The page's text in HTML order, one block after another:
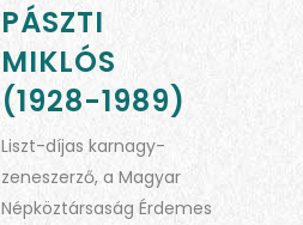
PÁSZTI
MIKLÓS
(1928-1989)
Liszt-díjas karnagy-
zeneszerző, a Magyar
Népköztársaság Érdemes